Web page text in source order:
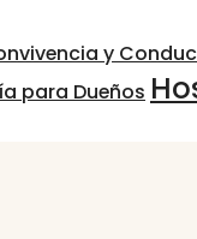
y
para Dueños